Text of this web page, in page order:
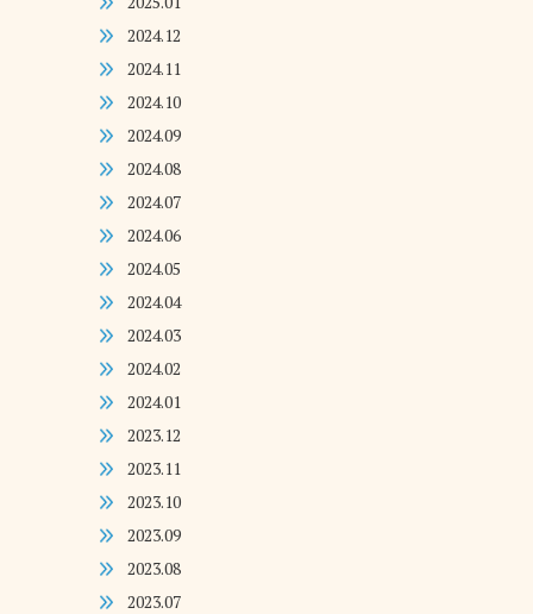
2024.12
2024.11
2024.10
2024.09
2024.08
2024.07
2024.06
2024.05
2024.04
2024.03
2024.02
2024.01
2023.12
2023.11
2023.10
2023.09
2023.08
2023.07